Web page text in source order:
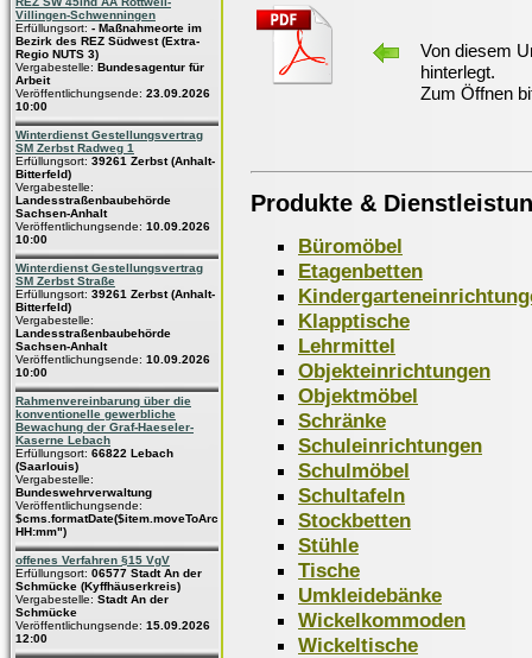
Villingen-Schwenningen
Erfüllungsort: - Maßnahmeorte im
Bezirk des REZ Südwest (Extra-
Regio NUTS 3)
Vergabestelle: Bundesagentur für
Arbeit
Veröffentlichungsende: 23.09.2026
10:00
Winterdienst Gestellungsvertrag
SM Zerbst Radweg 1
Erfüllungsort: 39261 Zerbst (Anhalt-
Bitterfeld)
Vergabestelle:
Landesstraßenbaubehörde
Sachsen-Anhalt
Veröffentlichungsende: 10.09.2026
10:00
Winterdienst Gestellungsvertrag
SM Zerbst Straße
Erfüllungsort: 39261 Zerbst (Anhalt-
Bitterfeld)
Vergabestelle:
Landesstraßenbaubehörde
Sachsen-Anhalt
Veröffentlichungsende: 10.09.2026
10:00
Rahmenvereinbarung über die
konventionelle gewerbliche
Bewachung der Graf-Haeseler-
Kaserne Lebach
Erfüllungsort: 66822 Lebach
(Saarlouis)
Vergabestelle:
Bundeswehrverwaltung
Veröffentlichungsende:
$cms.formatDate($item.moveToArchive,"dd.MM.yyyy
HH:mm")
offenes Verfahren §15 VgV
Erfüllungsort: 06577 Stadt An der
Schmücke (Kyffhäuserkreis)
Vergabestelle: Stadt An der
Schmücke
Veröffentlichungsende: 15.09.2026
12:00
Von diesem
hinterlegt.
Zum Öffnen
Produkte &
Büromöbel
Etagenbetten
Klapptische
Lehrmittel
Objekteinrichtungen
Objektmöbel
Schränke
Schuleinrichtungen
Schulmöbel
Schultafeln
Stockbetten
Stühle
Tische
Umkleidebänke
Wickelkommoden
Wickeltische